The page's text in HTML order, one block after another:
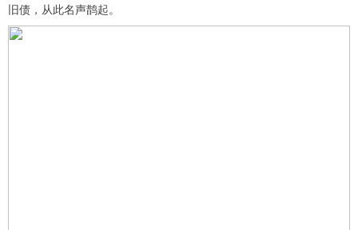
旧债，从此名声鹊起。